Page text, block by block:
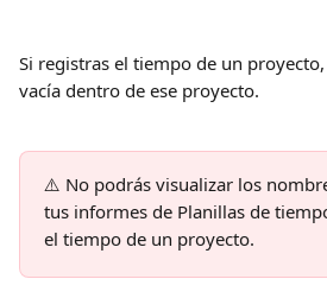
Si registras el tiempo de un
vacía dentro de ese proyecto.
⚠️ No podrás visualizar los
tus informes de Planillas de
el tiempo de un proyecto.